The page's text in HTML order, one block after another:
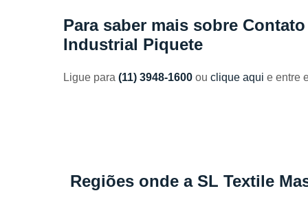
industriais
Para saber mais sobre
Industrial Piquete
Ligue para (11) 3948-1600 ou clique aqui e entre
Regiões onde a SL Textile